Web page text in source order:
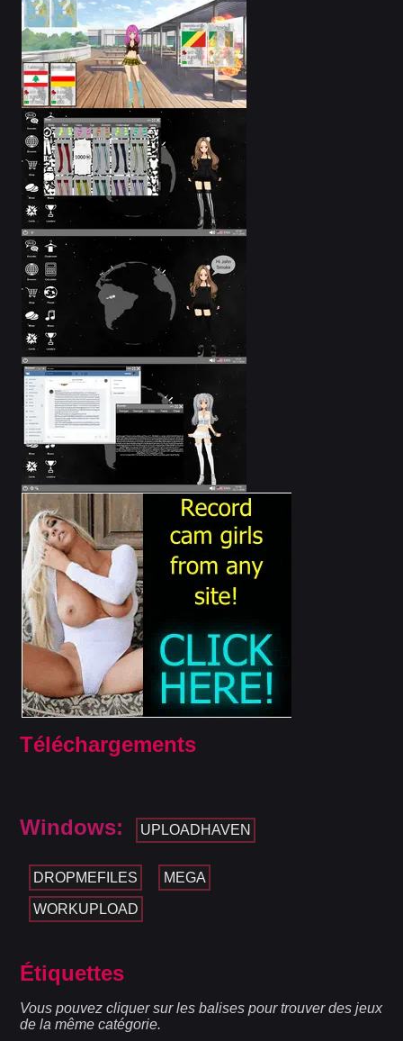
Téléchargements
Windows: UPLOADHAVEN
DROPMEFILES MEGA
WORKUPLOAD
Étiquettes
Vous pouvez cliquer sur les balises pour trouver des jeux
de la même catégorie.